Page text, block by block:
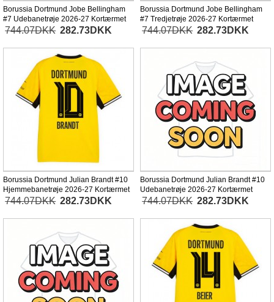
Borussia Dortmund Jobe Bellingham
#7 Udebanetrøje 2026-27 Kortærmet
744.07DKK 282.73DKK
Borussia Dortmund Jobe Bellingham
#7 Tredjetrøje 2026-27 Kortærmet
744.07DKK 282.73DKK
Borussia Dortmund Julian Brandt #10
Hjemmebanetrøje 2026-27 Kortærmet
744.07DKK 282.73DKK
Borussia Dortmund Julian Brandt #10
Udebanetrøje 2026-27 Kortærmet
744.07DKK 282.73DKK